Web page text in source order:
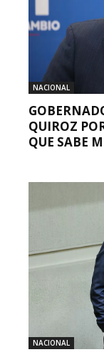
NACIONAL
QUIROZ
QUE SABE
NACIONAL